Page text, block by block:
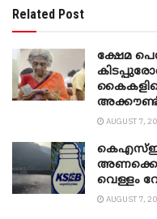
Related Post
ക്ഷേമ
AUGUST 7,
വെള്ളം
AUGUST 7,